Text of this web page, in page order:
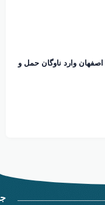
وارد ناوگان حمل و